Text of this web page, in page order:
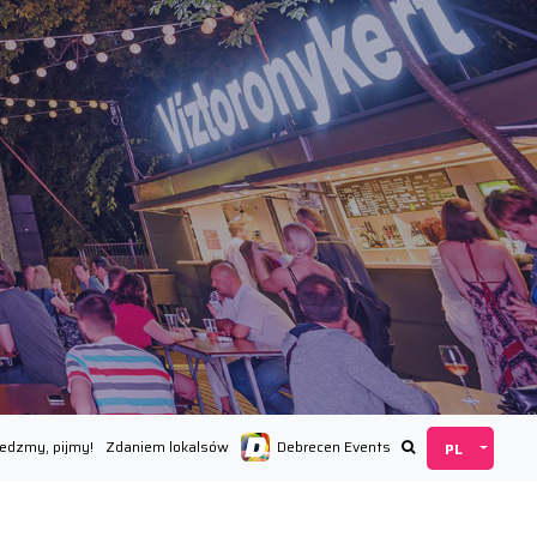
pijmy! Zdaniem lokalsów Debrecen Events